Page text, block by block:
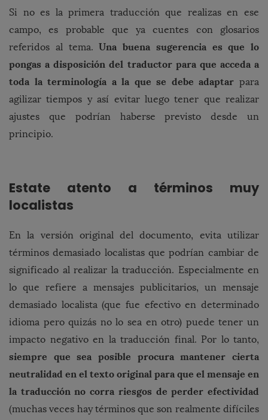
Si no es la primera traducción que realizas en ese
campo, es probable que ya cuentes con glosarios
referidos al tema.Una buena sugerencia es que lo
pongas a disposición del traductor para que acceda a
toda la terminología a la que se debe adaptar para
agilizar tiempos y así evitar luego tener que realizar
ajustes que podrían haberse previsto desde un
principio.
Estate atento a términos muy
localistas
En la versión original del documento, evita utilizar
términos demasiado localistas que podrían cambiar de
significado al realizar la traducción. Especialmente en
lo que refiere a mensajes publicitarios, un mensaje
demasiado localista (que fue efectivo en determinado
idioma pero quizás no lo sea en otro) puede tener un
impacto negativo en la traducción final. Por lo tanto,
siempre que sea posible procura mantener cierta
neutralidad en el texto original para que el mensaje en
la traducción no corra riesgos de perder efectividad
(muchas veces hay términos que son realmente difíciles